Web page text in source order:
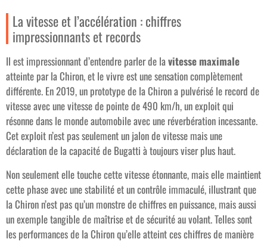
La vitesse et l’accélération : chiffres
impressionnants et records
Il est impressionnant d’entendre parler de lavitesse maximale
atteinte par la Chiron, et le vivre est une sensation complètement
différente. En 2019, un prototype de la Chiron a pulvérisé le record de
vitesse avec une vitesse de pointe de 490 km/h, un exploit qui
résonne dans le monde automobile avec une réverbération incessante.
Cet exploit n’est pas seulement un jalon de vitesse mais une
déclaration de la capacité de Bugatti à toujours viser plus haut.
Non seulement elle touche cette vitesse étonnante, mais elle maintient
cette phase avec une stabilité et un contrôle immaculé, illustrant que
la Chiron n’est pas qu’un monstre de chiffres en puissance, mais aussi
un exemple tangible de maîtrise et de sécurité au volant. Telles sont
les performances de la Chiron qu’elle atteint ces chiffres de manière